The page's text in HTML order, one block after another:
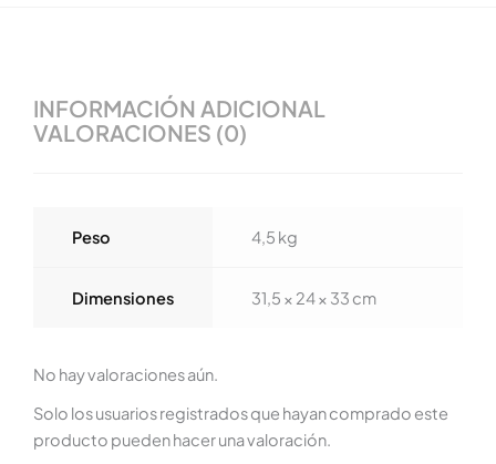
INFORMACIÓN ADICIONAL
VALORACIONES (0)
Peso 4,5 kg
Dimensiones 31,5 × 24 × 33 cm
No hay valoraciones aún.
Solo los usuarios registrados que hayan comprado este
producto pueden hacer una valoración.